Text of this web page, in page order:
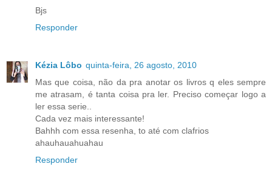
Bjs
Responder
Kézia Lôbo quinta-feira, 26 agosto, 2010
Mas que coisa, não da pra anotar os livros q eles sempre
me atrasam, é tanta coisa pra ler. Preciso começar logo a
ler essa serie..
Cada vez mais interessante!
Bahhh com essa resenha, to até com clafrios
ahauhauahuahau
Responder